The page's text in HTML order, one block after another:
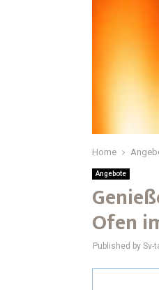
Home
Angebote
Ofen
Published by